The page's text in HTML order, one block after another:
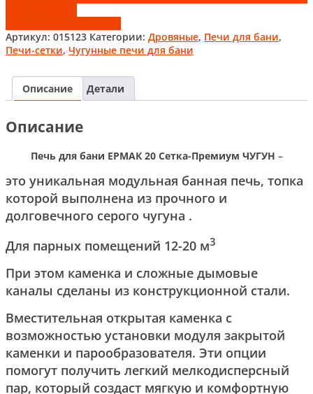
Артикул: 015123 Категории: Дровяные, Печи для бани,
Печи-сетки, Чугунные печи для бани
Описание Детали
Описание
Печь для бани ЕРМАК 20 Сетка-Премиум ЧУГУН –
это уникальная модульная банная печь, топка
которой выполнена из прочного и
долговечного серого чугуна .
Для парных помещений 12-20 м3
При этом каменка и сложные дымовые
каналы сделаны из конструкционной стали.
Вместительная открытая каменка с
возможностью установки модуля закрытой
каменки и парообразователя. Эти опции
помогут получить легкий мелкодисперсный
пар, который создаст мягкую и комфортную